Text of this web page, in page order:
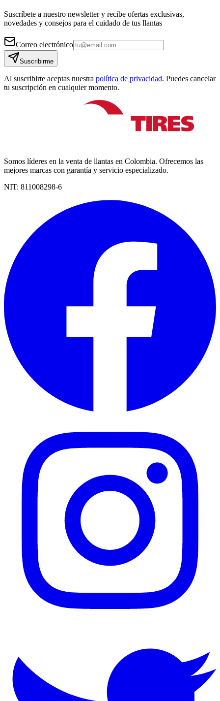
Suscríbete a nuestro newsletter y recibe ofertas exclusivas,
novedades y consejos para el cuidado de tus llantas
Correo electrónico
Suscribirme
Al suscribirte aceptas nuestra política de privacidad. Puedes cancelar
tu suscripción en cualquier momento.
Somos líderes en la venta de llantas en Colombia. Ofrecemos las
mejores marcas con garantía y servicio especializado.
NIT: 811008298-6